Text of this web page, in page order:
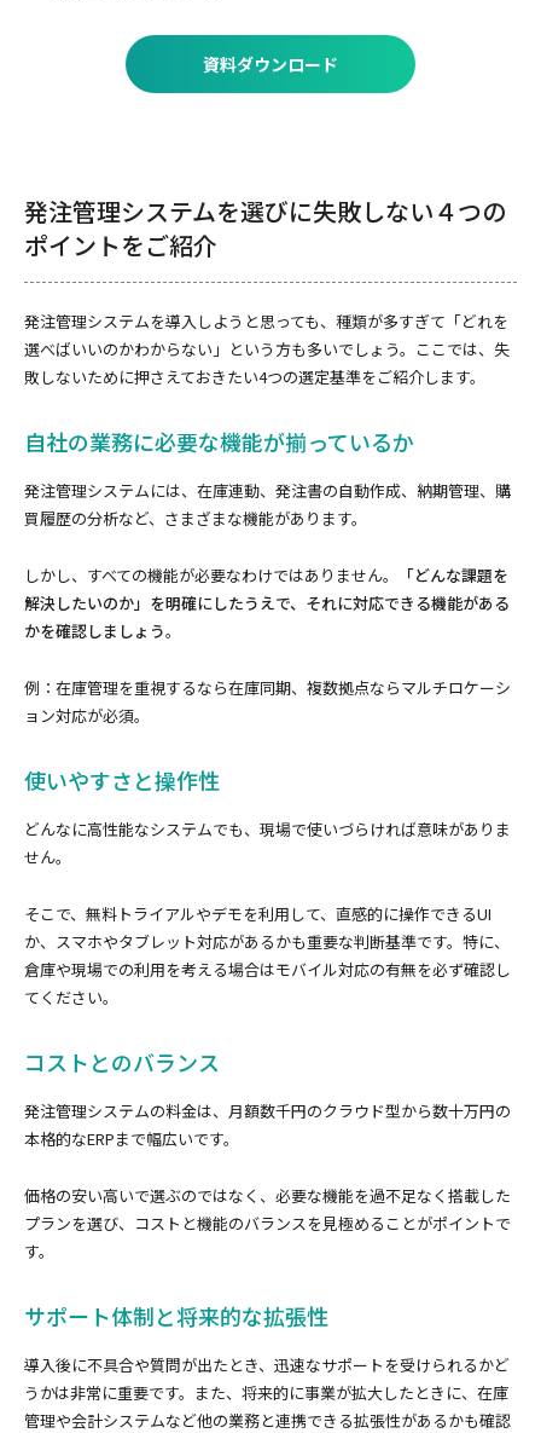
資料ダウンロード
発注管理システムを選びに失敗しない４つの
ポイントをご紹介
発注管理システムを導入しようと思っても、種類が多すぎて「どれを
選べばいいのかわからない」という方も多いでしょう。ここでは、失
敗しないために押さえておきたい4つの選定基準をご紹介します。
自社の業務に必要な機能が揃っているか
発注管理システムには、在庫連動、発注書の自動作成、納期管理、購
買履歴の分析など、さまざまな機能があります。
しかし、すべての機能が必要なわけではありません。
「どんな課題を
解決したいのか」を明確にしたうえで、それに対応できる機能がある
かを確認しましょう。
例：在庫管理を重視するなら在庫同期、複数拠点ならマルチロケーシ
ョン対応が必須。
使いやすさと操作性
どんなに高性能なシステムでも、現場で使いづらければ意味がありま
せん。
そこで、無料トライアルやデモを利用して、直感的に操作できるUI
か、スマホやタブレット対応があるかも重要な判断基準です。特に、
倉庫や現場での利用を考える場合はモバイル対応の有無を必ず確認し
てください。
コストとのバランス
発注管理システムの料金は、月額数千円のクラウド型から数十万円の
本格的なERPまで幅広いです。
価格の安い高いで選ぶのではなく、必要な機能を過不足なく搭載した
プランを選び、コストと機能のバランスを見極めることがポイントで
す。
サポート体制と将来的な拡張性
導入後に不具合や質問が出たとき、迅速なサポートを受けられるかど
うかは非常に重要です。また、将来的に事業が拡大したときに、在庫
管理や会計システムなど他の業務と連携できる拡張性があるかも確認